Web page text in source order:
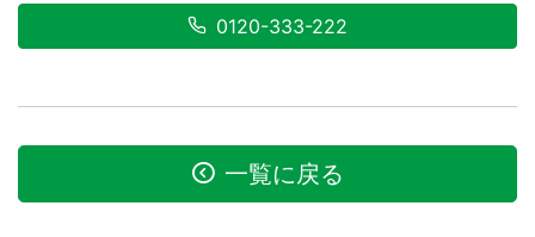
0120-333-222
一覧に戻る